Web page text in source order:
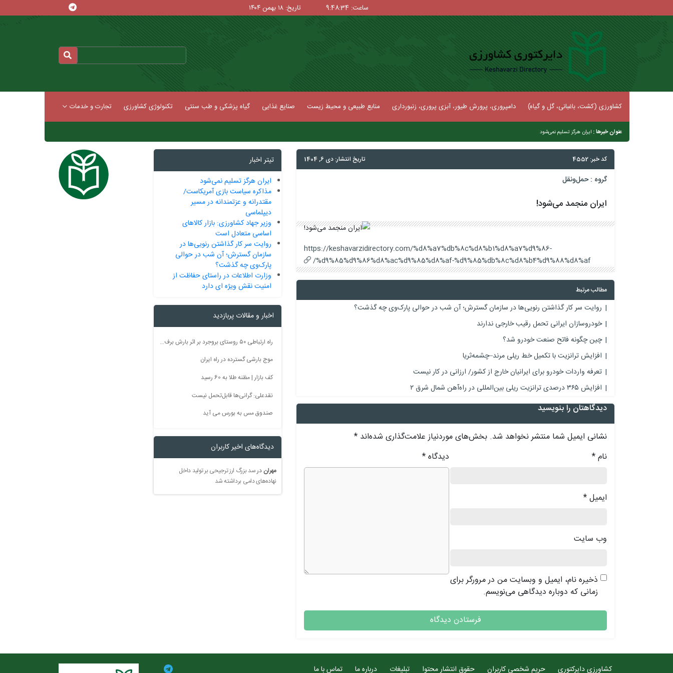
ساعت: 9:48:34 تاریخ: ۱۸ بهمن ۱۴۰۴
کشاورزی (کشت، باغبانی، گل و گیاه) دامپروری، پرورش طیور، آبزی پروری، زنبورداری منابع طبیعی و محیط زیست صنایع غذایی گیاه پزشکی و طب سنتی تکنولوژی کشاورزی تجارت و خدمات
عنوان خبرها : ایران هرگز تسلیم نمی‌شود
کد خبر: 4552 تاریخ انتشار: دی 6, 1404
گروه :حمل‌و‌نقل
ایران منجمد می‌شود!
https://keshavarzidirectory.com/%d8%a7%db%8c%d8%b1%d8%a7%d9%86-
%d9%85%d9%86%d8%ac%d9%85%d8%af-%d9%85%db%8c%d8%b4%d9%88%d8%af/
مطالب مرتبط
روایت سر کار گذاشتن رنویی‌ها در سازمان گسترش؛ آن شب در حوالی پارک‌وی چه گذشت؟
خودروسازان ایرانی تحمل رقیب خارجی ندارند
چین چگونه فاتح صنعت خودرو شد؟
افزایش ترانزیت با تکمیل خط ریلی مرند–چشمه‌ثریا
تعرفه‌ واردات خودرو برای ایرانیان خارج از کشور/ ارزانی در کار نیست
افزایش ۳۶۵ درصدی ترانزیت ریلی بین‌المللی در راه‌آهن شمال شرق ۲
دیدگاهتان را بنویسید
نشانی ایمیل شما منتشر نخواهد شد. بخش‌های موردنیاز علامت‌گذاری شده‌اند *
دیدگاه* نام*
ایمیل*
وب‌ سایت
ذخیره نام، ایمیل و وبسایت من در مرورگر برای
زمانی که دوباره دیدگاهی می‌نویسم.
تیتر اخبار
ایران هرگز تسلیم نمی‌شود
مذاکره سیاست بازی آمریکاست/
مقتدرانه و عزتمندانه در مسیر
دیپلماسی
وزیر جهاد کشاورزی: بازار کالاهای
اساسی متعادل است
روایت سر کار گذاشتن رنویی‌ها در
سازمان گسترش؛ آن شب در حوالی
پارک‌وی چه گذشت؟
وزارت اطلاعات در راستای حفاظت از
امنیت نقش ویژه ای دارد
اخبار و مقالات پربازدید
راه ارتباطی ۵۰ روستای بروجرد بر اثر بارش برف مسدود شد
موج بارشی گسترده در راه ایران
کف بازار | مظنه طلا به 60 رسید
نقدعلی: گرانی‌ها قابل‌تحمل نیست
صندوق مس به بورس می آید
دیدگاه‌های اخیر کاربران
مهراندرسد بزرگ ارز ترجیحی بر تولید داخل
نهاده‌های دامی برداشته شد
کشاورزی دایرکتوری حریم شخصی کاربران حقوق انتشار محتوا تبلیغات درباره ما تماس با ما